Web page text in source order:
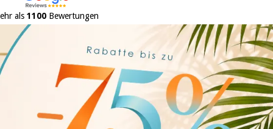
als1100 Bewertungen